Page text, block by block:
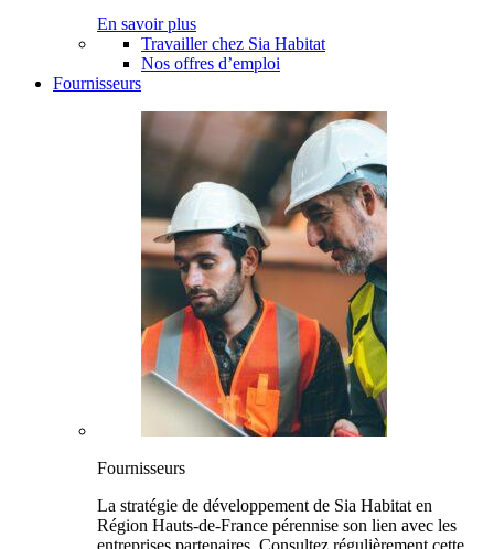
En savoir plus
Travailler chez Sia Habitat
Nos offres d’emploi
Fournisseurs
Fournisseurs
La stratégie de développement de Sia Habitat en
Région Hauts-de-France pérennise son lien avec les
entreprises partenaires. Consultez régulièrement cette